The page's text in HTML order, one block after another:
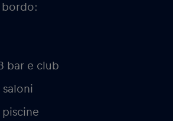
bordo:
bar e club
saloni
piscine